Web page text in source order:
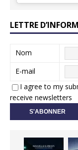
LETTRE
Nom
E-mail
I agree to my
receive newsletters